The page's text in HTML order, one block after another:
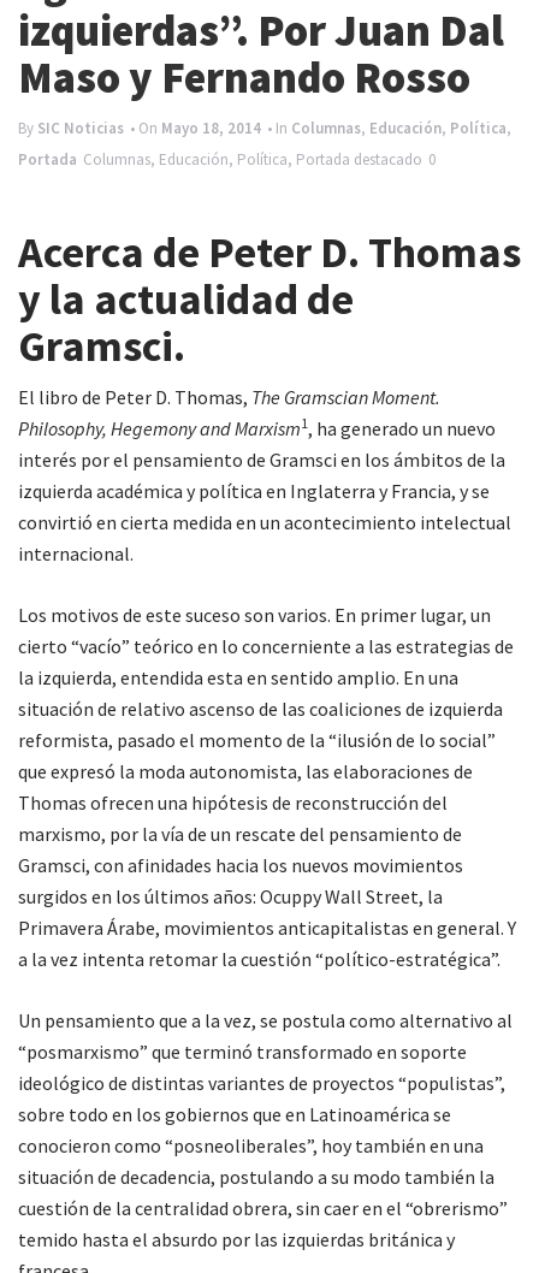
n
v
a
izquierdas”. Por Juan Dal
Maso y Fernando Rosso
By SIC Noticias • On Mayo 18, 2014 • In Columnas, Educación, Política,
Portada Columnas, Educación, Política, Portada destacado 0
Acerca de Peter D. Thomas
y la actualidad de
Gramsci.
El libro de Peter D. Thomas, The Gramscian Moment.
Philosophy, Hegemony and Marxism1, ha generado un nuevo
interés por el pensamiento de Gramsci en los ámbitos de la
izquierda académica y política en Inglaterra y Francia, y se
convirtió en cierta medida en un acontecimiento intelectual
internacional.
Los motivos de este suceso son varios. En primer lugar, un
cierto “vacío” teórico en lo concerniente a las estrategias de
la izquierda, entendida esta en sentido amplio. En una
situación de relativo ascenso de las coaliciones de izquierda
reformista, pasado el momento de la “ilusión de lo social”
que expresó la moda autonomista, las elaboraciones de
Thomas ofrecen una hipótesis de reconstrucción del
marxismo, por la vía de un rescate del pensamiento de
Gramsci, con afinidades hacia los nuevos movimientos
surgidos en los últimos años: Ocuppy Wall Street, la
Primavera Árabe, movimientos anticapitalistas en general. Y
a la vez intenta retomar la cuestión “político-estratégica”.
Un pensamiento que a la vez, se postula como alternativo al
“posmarxismo” que terminó transformado en soporte
ideológico de distintas variantes de proyectos “populistas”,
sobre todo en los gobiernos que en Latinoamérica se
conocieron como “posneoliberales”, hoy también en una
situación de decadencia, postulando a su modo también la
cuestión de la centralidad obrera, sin caer en el “obrerismo”
temido hasta el absurdo por las izquierdas británica y